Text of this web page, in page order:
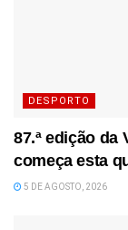
DESPORTO
87.ª edição da
começa esta
5 DE AGOSTO, 2026